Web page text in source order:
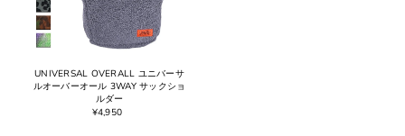
UNIVERSAL OVERALL ユニバーサ
ルオーバーオール 3WAY サックショ
ルダー
¥4,950